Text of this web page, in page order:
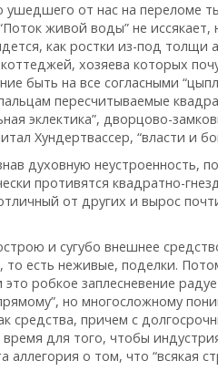
от нас на переломе
живой воды” не иссякает,
как ростки из-под толщи
хозяева которых
быть на все согласными
пересчитываемые
эклектика”, дворцово-
Хундертвассер, “власти и
духовную неустроенность,
противятся квадратно-
от других и вырос
и сугубо внешнее
есть неживые, поделки.
робкое заплесневение
но многосложному
средства, причем с
для того, чтобы
о том, что “всякая